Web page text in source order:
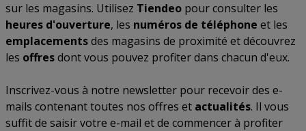
sur les magasins. Utilisez Tiendeo pour consulter les
heures d'ouverture, les numéros de téléphone et les
emplacementsdes magasins de proximité et découvrez
les offresdont vous pouvez profiter dans chacun d'eux.
Inscrivez-vous à notre newsletter pour recevoir des e-
mails contenant toutes nos offres et actualités. Il vous
suffit de saisir votre e-mail et de commencer à profiter